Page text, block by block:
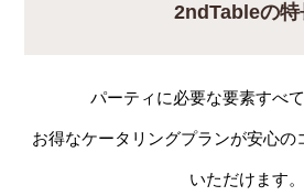
2ndTableの特
パーティに必要な要素すべて
お得なケータリングプランが安心の
いただけます。